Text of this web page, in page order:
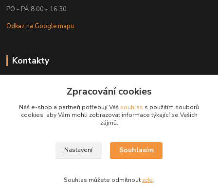
PO - PÁ 8:00 - 16:30
Odkaz na Google mapu
Kontakty
+ 420 608 777 028
obchod@golemreklama.cz
Zpracování cookies
Náš e-shop a partneři potřebují Váš souhlas s použitím souborů
cookies, aby Vám mohli zobrazovat informace týkající se Vašich
zájmů.
Nastavení Souhlasím
Souhlas můžete odmítnout zde.